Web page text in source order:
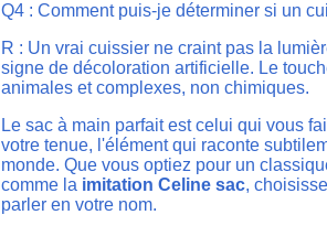
Q4 : Comment puis-je déterminer si un
R : Un vrai cuissier ne craint pas la
signe de décoloration artificielle. Le
animales et complexes, non chimiques.
Le sac à main parfait est celui qui vous
votre tenue, l'élément qui raconte
monde. Que vous optiez pour un
comme la imitation Celine sac,
parler en votre nom.